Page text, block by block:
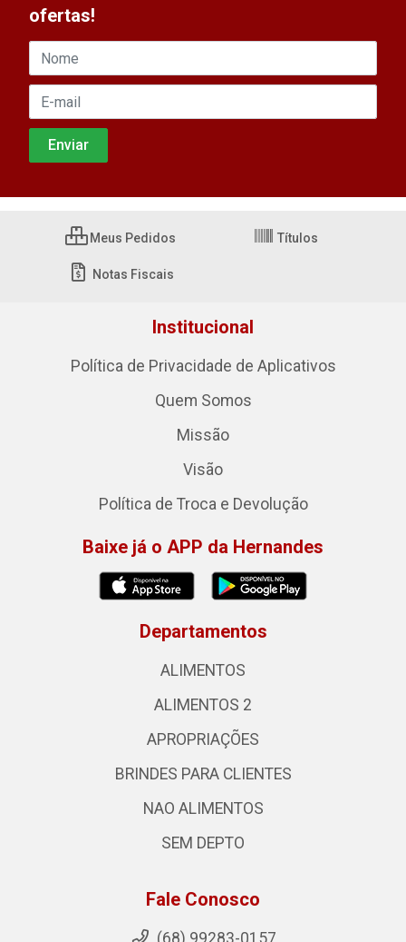
ofertas!
Meus Pedidos Títulos
Notas Fiscais
Institucional
Política de Privacidade de Aplicativos
Quem Somos
Missão
Visão
Política de Troca e Devolução
Baixe já o APP da Hernandes
Departamentos
ALIMENTOS
ALIMENTOS 2
APROPRIAÇÕES
BRINDES PARA CLIENTES
NAO ALIMENTOS
SEM DEPTO
Fale Conosco
(68) 99283-0157